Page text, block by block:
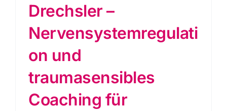
Drechsler –
Nervensystemregulati
on und
traumasensibles
Coaching für